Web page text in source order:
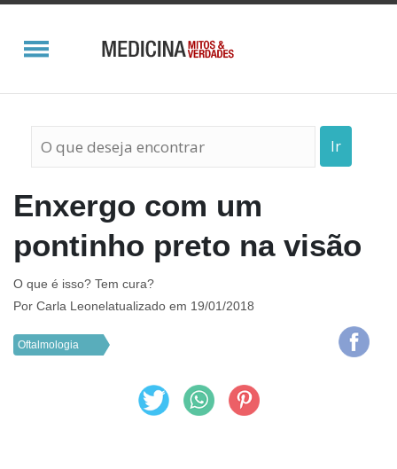
Ir
Enxergo com um
pontinho preto na visão
O que é isso? Tem cura?
Por Carla Leonelatualizado em 19/01/2018
Oftalmologia